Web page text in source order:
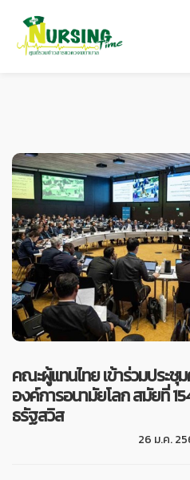
คณะผู้แทนไทย เข้าร่วมประ
องค์การอนามัยโลก สมัยที่
ธรัฐสวิส
26 ม.ค.